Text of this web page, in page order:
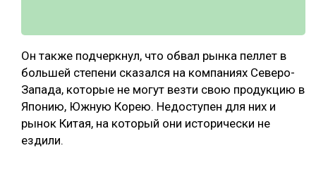
Он также подчеркнул, что обвал рынка пеллет в
большей степени сказался на компаниях Северо-
Запада, которые не могут везти свою продукцию в
Японию, Южную Корею. Недоступен для них и
рынок Китая, на который они исторически не
ездили.